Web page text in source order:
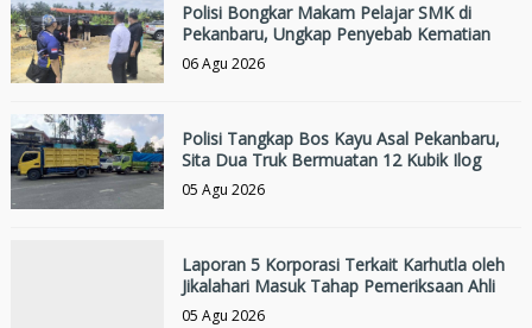
Polisi Bongkar Makam Pelajar SMK di
Pekanbaru, Ungkap Penyebab Kematian
06 Agu 2026
Polisi Tangkap Bos Kayu Asal Pekanbaru,
Sita Dua Truk Bermuatan 12 Kubik Ilog
05 Agu 2026
Laporan 5 Korporasi Terkait Karhutla oleh
Jikalahari Masuk Tahap Pemeriksaan Ahli
05 Agu 2026